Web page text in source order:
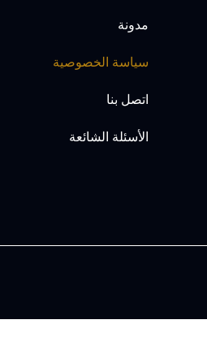
مدونة
سياسة الخصوصية
اتصل بنا
الأسئلة الشائعة